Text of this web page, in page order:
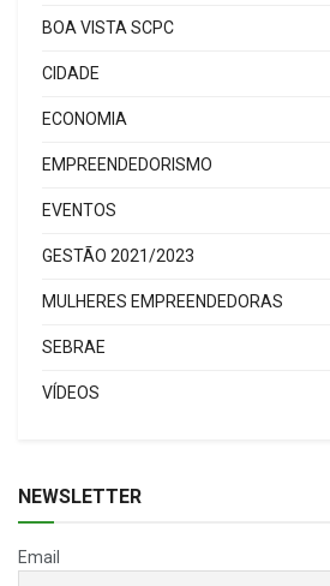
BOA VISTA SCPC
CIDADE
ECONOMIA
EMPREENDEDORISMO
EVENTOS
GESTÃO 2021/2023
MULHERES EMPREENDEDORAS
SEBRAE
VÍDEOS
NEWSLETTER
Email